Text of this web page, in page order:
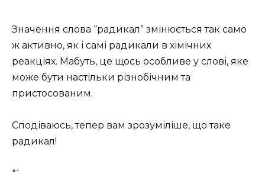
Значення слова “радикал” змінюється так само
ж активно, як і самі радикали в хімічних
реакціях. Мабуть, це щось особливе у слові, яке
може бути настільки різнобічним та
пристосованим.
Сподіваюсь, тепер вам зрозуміліше, що таке
радикал!
“`